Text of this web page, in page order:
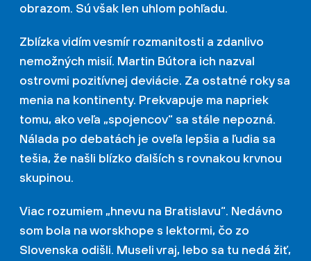
obrazom. Sú však len uhlom pohľadu.
Zblízka vidím vesmír rozmanitosti a zdanlivo
nemožných misií. Martin Bútora ich nazval
ostrovmi pozitívnej deviácie. Za ostatné roky sa
menia na kontinenty. Prekvapuje ma napriek
tomu, ako veľa „spojencov“ sa stále nepozná.
Nálada po debatách je oveľa lepšia a ľudia sa
tešia, že našli blízko ďalších s rovnakou krvnou
skupinou.
Viac rozumiem „hnevu na Bratislavu“. Nedávno
som bola na worskhope s lektormi, čo zo
Slovenska odišli. Museli vraj, lebo sa tu nedá žiť,